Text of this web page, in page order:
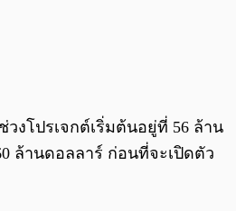
งโปรเจกต์เริ่มต้นอยู่ที่ 56 ล้าน
ล้านดอลลาร์ ก่อนที่จะเปิดตัว